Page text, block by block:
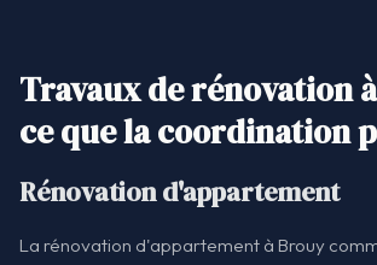
Travaux de rénovation
ce que la coordination
Rénovation d'appartement
La rénovation d'appartement à Brouy